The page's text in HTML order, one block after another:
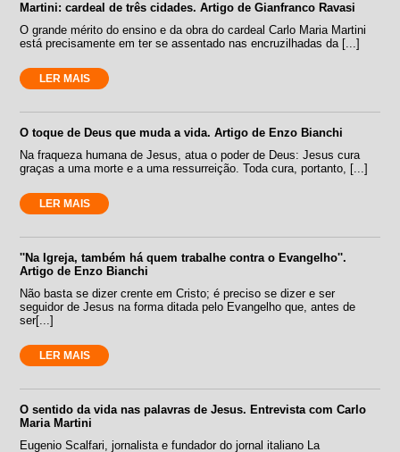
Martini: cardeal de três cidades. Artigo de Gianfranco Ravasi
O grande mérito do ensino e da obra do cardeal Carlo Maria Martini
está precisamente em ter se assentado nas encruzilhadas da [...]
LER MAIS
O toque de Deus que muda a vida. Artigo de Enzo Bianchi
Na fraqueza humana de Jesus, atua o poder de Deus: Jesus cura
graças a uma morte e a uma ressurreição. Toda cura, portanto, [...]
LER MAIS
''Na Igreja, também há quem trabalhe contra o Evangelho''.
Artigo de Enzo Bianchi
Não basta se dizer crente em Cristo; é preciso se dizer e ser
seguidor de Jesus na forma ditada pelo Evangelho que, antes de
ser[...]
LER MAIS
O sentido da vida nas palavras de Jesus. Entrevista com Carlo
Maria Martini
Eugenio Scalfari, jornalista e fundador do jornal italiano La